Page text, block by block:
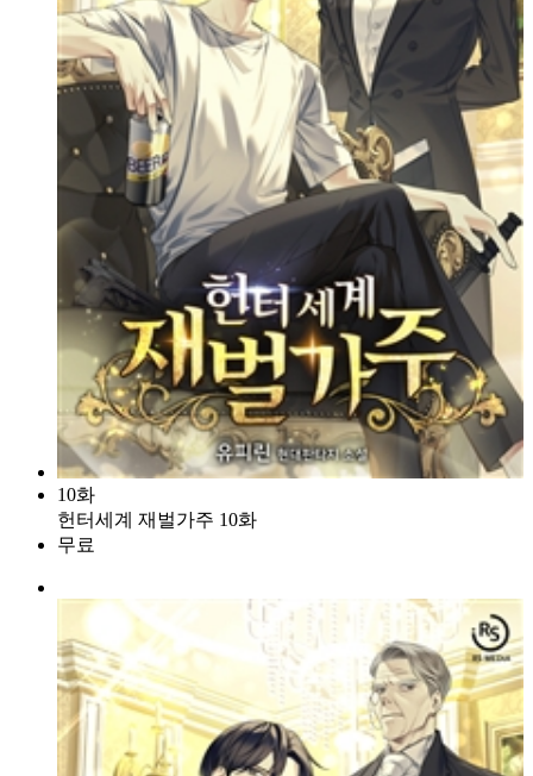
10화
헌터세계 재벌가주 10화
무료